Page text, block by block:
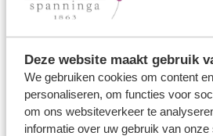
Deze website maakt gebruik
We gebruiken cookies om content
personaliseren, om functies voor
om ons websiteverkeer te
informatie over uw gebruik van
Trouwringen
Memoireringen
Verlovingsringen
Vriendschapsringen
Over ons